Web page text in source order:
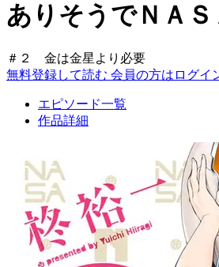
ありそうでＮＡＳ
＃２ 金は金星より必要
無料登録して読む 会員の方はログイ
エピソード一覧
作品詳細